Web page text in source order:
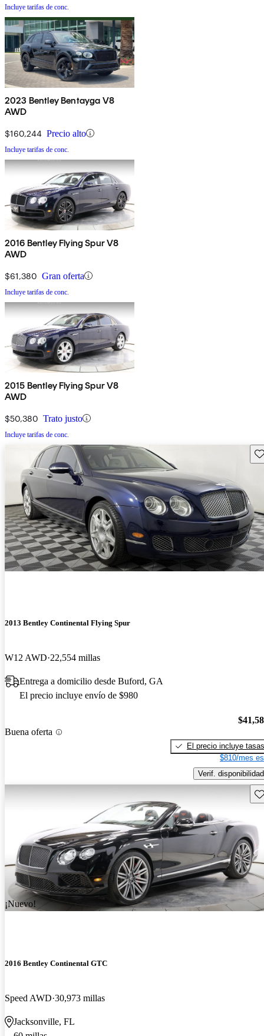
Incluye tarifas de conc.
2023 Bentley Bentayga V8
AWD
$160,244 Precio alto
Incluye tarifas de conc.
2016 Bentley Flying Spur V8
AWD
$61,380 Gran oferta
Incluye tarifas de conc.
2015 Bentley Flying Spur V8
AWD
$50,380 Trato justo
Incluye tarifas de conc.
2013 Bentley Continental Flying Spur
W12 AWD 22,554 millas
Entrega a domicilio desde Buford, GA
El precio incluye envío de $980
Buena oferta
El precio incluye tasas
$810/mes
Verif. disponibilidad
¡Nuevo!
2016 Bentley Continental GTC
Speed AWD 30,973 millas
Jacksonville, FL